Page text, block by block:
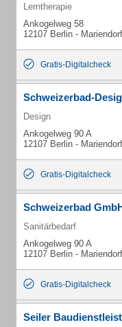
Lerntherapie
Ankogelweg 58
12107 Berlin - Mariendorf
Gratis-Digitalcheck
Schweizerbad-
Design
Ankogelweg 90 A
12107 Berlin - Mariendorf
Gratis-Digitalcheck
Schweizerbad
Sanitärbedarf
Ankogelweg 90 A
12107 Berlin - Mariendorf
Gratis-Digitalcheck
Seiler